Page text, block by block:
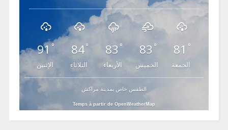
91 °
الإثنين
84°
الثلاثاء
83 °
الأربعاء
83 °
الخميس
81 °
الجمعة
الطقس خاص بمدينة مراكش
Temps à partir de OpenWeatherMap